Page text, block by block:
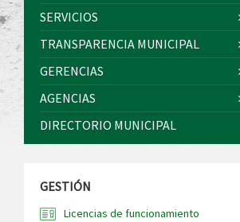
SERVICIOS
TRANSPARENCIA MUNICIPAL
GERENCIAS
AGENCIAS
DIRECTORIO MUNICIPAL
GESTIÓN
Licencias de funcionamiento